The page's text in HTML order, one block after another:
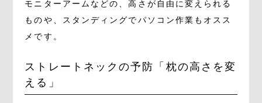
モニターアームなどの、高さが自由に変えられる
ものや、スタンディングでパソコン作業もオスス
メです。
ストレートネックの予防「枕の高さを変
える」